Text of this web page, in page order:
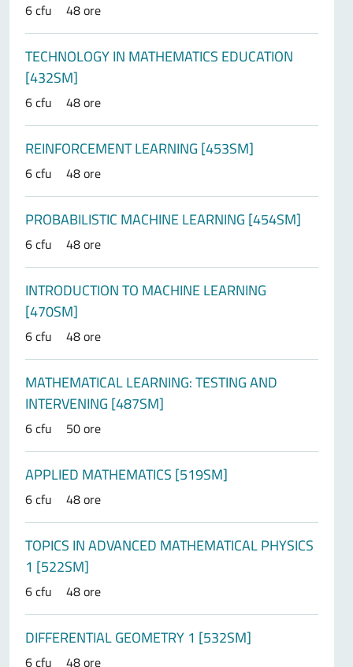
6 cfu 48 ore
TECHNOLOGY IN MATHEMATICS EDUCATION
[432SM]
6 cfu 48 ore
REINFORCEMENT LEARNING [453SM]
6 cfu 48 ore
PROBABILISTIC MACHINE LEARNING [454SM]
6 cfu 48 ore
INTRODUCTION TO MACHINE LEARNING
[470SM]
6 cfu 48 ore
MATHEMATICAL LEARNING: TESTING AND
INTERVENING [487SM]
6 cfu 50 ore
APPLIED MATHEMATICS [519SM]
6 cfu 48 ore
TOPICS IN ADVANCED MATHEMATICAL PHYSICS
1 [522SM]
6 cfu 48 ore
DIFFERENTIAL GEOMETRY 1 [532SM]
6 cfu 48 ore